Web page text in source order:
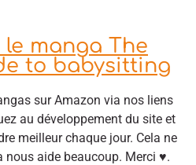
le manga The
to babysitting
sur Amazon via nos liens
au développement du site et
meilleur chaque jour. Cela ne
nous aide beaucoup. Merci ♥.